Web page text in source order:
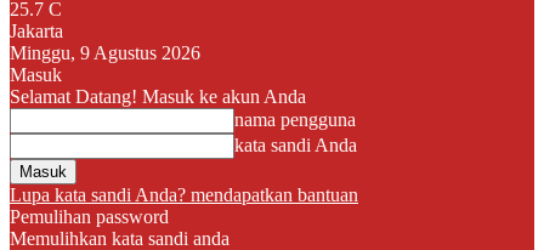
25.7 C
Jakarta
Minggu, 9 Agustus 2026
Masuk
Selamat Datang! Masuk ke akun Anda
nama pengguna
kata sandi Anda
Lupa kata sandi Anda? mendapatkan bantuan
Pemulihan password
Memulihkan kata sandi anda